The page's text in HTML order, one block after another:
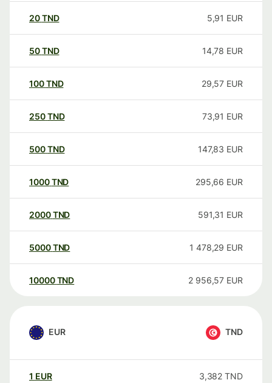
20TND 5,91 EUR
50TND 14,78 EUR
100TND 29,57 EUR
250TND 73,91 EUR
500TND 147,83 EUR
1000TND 295,66 EUR
2000TND 591,31 EUR
5000TND 1 478,29 EUR
10000 TND 2 956,57 EUR
EUR TND
1 EUR 3,382 TND